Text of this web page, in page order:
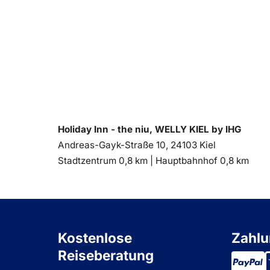
Holiday Inn - the niu, WELLY KIEL by IHG
Andreas-Gayk-Straße 10, 24103 Kiel
Entfernung
Stadtzentrum 0,8 km | Entfernung
Hauptbahnhof 0,8 km
Kostenlose
Reiseberatung